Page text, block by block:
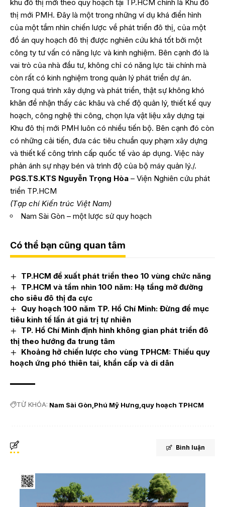
khu đô thị mới theo quy hoạch tại TP.HCM chính là Khu đô
thị mới PMH. Đây là một trong những ví dụ khá điển hình
của một tầm nhìn chiến lược về phát triển đô thị, của một
đồ án quy hoạch đô thị được nghiên cứu khá tốt bởi một
công ty tư vấn có năng lực và kinh nghiệm. Bên cạnh đó là
vai trò của nhà đầu tư, không chỉ có năng lực tài chính mà
còn rất có kinh nghiệm trong quản lý phát triển dự án.
Trong quá trình xây dựng và phát triển, thật sự không khó
khăn để nhận thấy các khâu và chế độ quản lý, thiết kế quy
hoạch, công nghệ thi công, chọn lựa vật liệu xây dựng tại
Khu đô thị mới PMH luôn có nhiều tiến bộ. Bên cạnh đó còn
có những cải tiến, đưa các tiêu chuẩn quy phạm xây dựng
và thiết kế công trình cấp quốc tế vào áp dụng. Việc này
phản ánh sự nhạy bén và trình độ của bộ máy quản lý./.
PGS.TS.KTS Nguyễn Trọng Hòa – Viện Nghiên cứu phát
triển TP.HCM
(Tạp chí Kiến trúc Việt Nam)
Nam Sài Gòn – một lược sử quy hoạch
Có thể bạn cũng quan tâm
TP.HCM đề xuất phát triển theo 10 vùng chức năng
TP.HCM và tầm nhìn 100 năm: Hạ tầng mở đường
cho siêu đô thị đa cực
Quy hoạch 100 năm TP. Hồ Chí Minh: Đừng để mục
tiêu kinh tế lấn át giá trị tự nhiên
TP. Hồ Chí Minh định hình không gian phát triển đô
thị theo hướng đa trung tâm
Khoảng hở chiến lược cho vùng TPHCM: Thiếu quy
hoạch ứng phó thiên tai, khẩn cấp và di dân
TỪ KHÓA: Nam Sài Gòn Phú Mỹ Hưng quy hoạch TPHCM
Bình luận